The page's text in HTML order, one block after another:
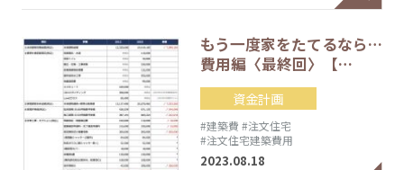
もう一度家をたてるなら…
費用編〈最終回〉【…
資金計画
#建築費 #注文住宅
#注文住宅建築費用
2023.08.18